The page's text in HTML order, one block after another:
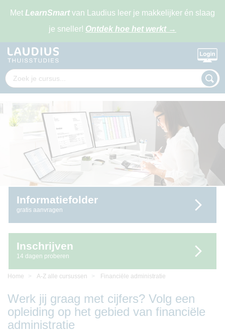
Met LearnSmartvan Laudius leer je makkelijker én slaag
je sneller! Ontdek hoe het werkt →
Informatiefolder
gratis aanvragen
Inschrijven
14 dagen proberen
Home A-Z alle cursussen Financiële administratie
Werk jij graag met cijfers? Volg een
opleiding op het gebied van financiële
administratie